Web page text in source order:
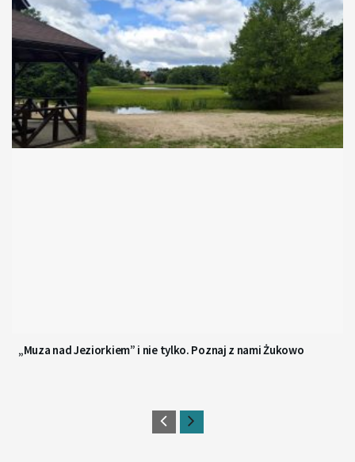
„Muza nad Jeziorkiem” i nie tylko. Poznaj z nami Żukowo